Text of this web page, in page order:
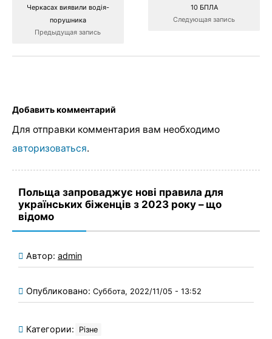
Черкасах виявили водія-
порушника
Предыдущая запись
10 БПЛА
Следующая запись
Добавить комментарий
Для отправки комментария вам необходимо
авторизоваться.
Польща запроваджує нові правила для
українських біженців з 2023 року – що
відомо
Автор: admin
Опубликовано: Суббота, 2022/11/05 - 13:52
Категории: Різне